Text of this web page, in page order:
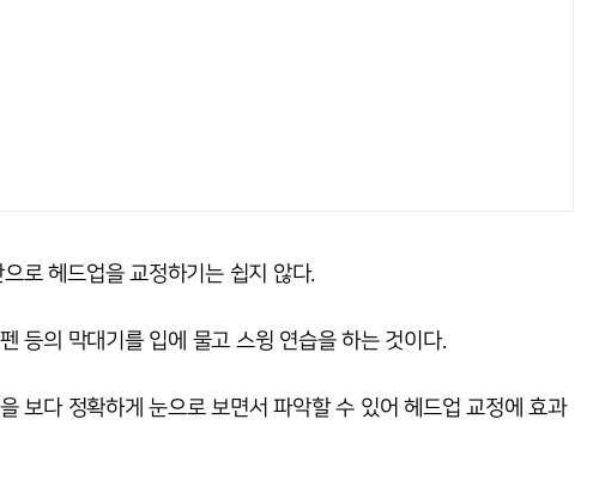
로 헤드업을 교정하기는 쉽지 않다.
등의 막대기를 입에 물고 스윙 연습을 하는 것이다.
보다 정확하게 눈으로 보면서 파악할 수 있어 헤드업 교정에 효과